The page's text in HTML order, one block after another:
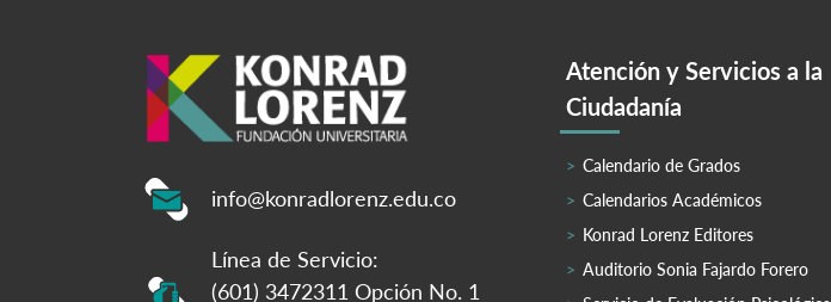
info@konradlorenz.edu.co
Línea de Servicio:
(601) 3472311 Opción No. 1
Atención y Servicios a la
Ciudadanía
Calendario de Grados
Calendarios Académicos
Konrad Lorenz Editores
Auditorio Sonia Fajardo Forero